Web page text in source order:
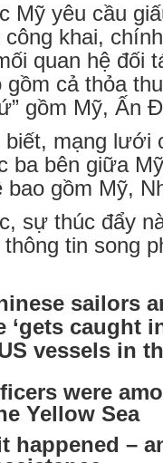
Mỹ yêu cầu
khai,
quan hệ đối
cả thỏa
gồm Mỹ, Ấn
mạng lưới
ba bên giữa
gồm Mỹ,
sự thúc đẩy
tin song
sailors
‘gets caught
vessels in
were
Yellow Sea
happened –